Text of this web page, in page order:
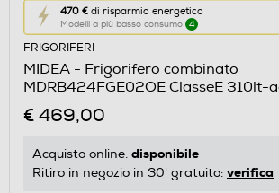
470 € di risparmio energetico
Modelli a più basso consumo 4
Questa
azione
aprirà
il
Calcolatore
di
energetico
di
FRIGORIFERI
MIDEA - Frigorifero combinato
MDRB424FGE02OE ClasseE 310lt-
€ 469,00
Acquisto online: disponibile
Ritiro in negozio in 30' gratuito: verifica